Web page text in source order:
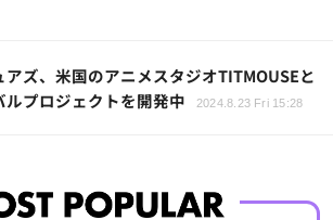
ズ、米国のアニメスタジオTITMOUSEと
プロジェクトを開発中
2024.8.23 Fri 15:28